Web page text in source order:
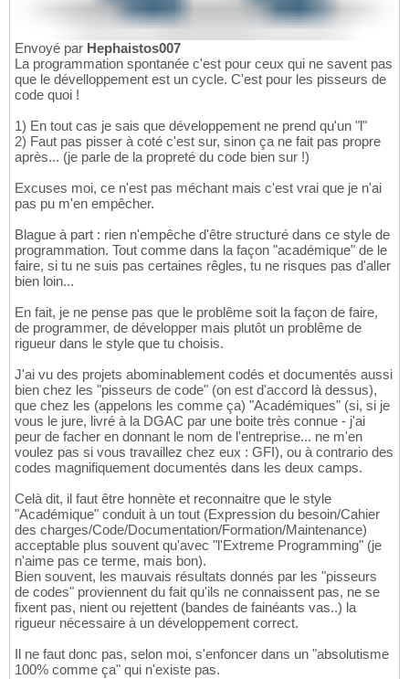
Envoyé par Hephaistos007
La programmation spontanée c'est pour ceux qui ne savent pas
que le dévelloppement est un cycle. C'est pour les pisseurs de
code quoi !
1) En tout cas je sais que développement ne prend qu'un "l"
2) Faut pas pisser à coté c'est sur, sinon ça ne fait pas propre
après... (je parle de la propreté du code bien sur !)
Excuses moi, ce n'est pas méchant mais c'est vrai que je n'ai
pas pu m'en empêcher.
Blague à part : rien n'empêche d'être structuré dans ce style de
programmation. Tout comme dans la façon "académique" de le
faire, si tu ne suis pas certaines rêgles, tu ne risques pas d'aller
bien loin...
En fait, je ne pense pas que le problême soit la façon de faire,
de programmer, de développer mais plutôt un problême de
rigueur dans le style que tu choisis.
J'ai vu des projets abominablement codés et documentés aussi
bien chez les "pisseurs de code" (on est d'accord là dessus),
que chez les (appelons les comme ça) "Académiques" (si, si je
vous le jure, livré à la DGAC par une boite très connue - j'ai
peur de facher en donnant le nom de l'entreprise... ne m'en
voulez pas si vous travaillez chez eux : GFI), ou à contrario des
codes magnifiquement documentés dans les deux camps.
Celà dit, il faut être honnète et reconnaitre que le style
"Académique" conduit à un tout (Expression du besoin/Cahier
des charges/Code/Documentation/Formation/Maintenance)
acceptable plus souvent qu'avec "l'Extreme Programming" (je
n'aime pas ce terme, mais bon).
Bien souvent, les mauvais résultats donnés par les "pisseurs
de codes" proviennent du fait qu'ils ne connaissent pas, ne se
fixent pas, nient ou rejettent (bandes de fainéants vas..) la
rigueur nécessaire à un développement correct.
Il ne faut donc pas, selon moi, s'enfoncer dans un "absolutisme
100% comme ça" qui n'existe pas.